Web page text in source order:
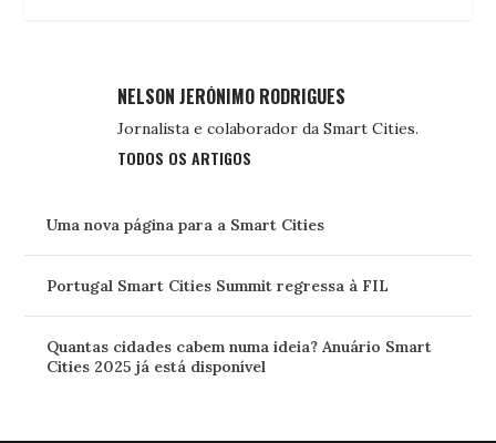
NELSON JERÓNIMO RODRIGUES
Jornalista e colaborador da Smart Cities.
TODOS OS ARTIGOS
Uma nova página para a Smart Cities
Portugal Smart Cities Summit regressa à FIL
Quantas cidades cabem numa ideia? Anuário Smart
Cities 2025 já está disponível